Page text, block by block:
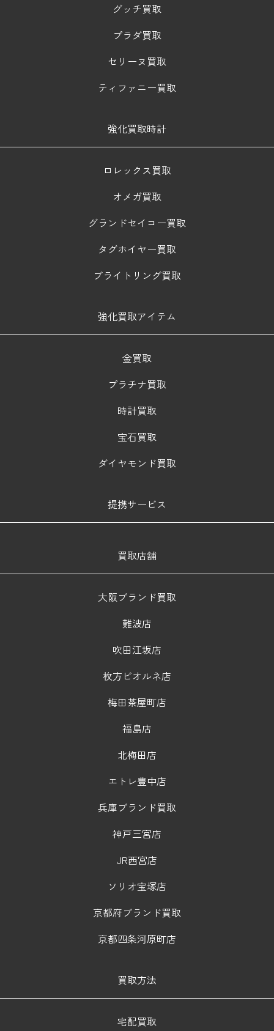
グッチ買取
プラダ買取
セリーヌ買取
ティファニー買取
強化買取時計
ロレックス買取
オメガ買取
グランドセイコー買取
タグホイヤー買取
ブライトリング買取
強化買取アイテム
金買取
プラチナ買取
時計買取
宝石買取
ダイヤモンド買取
提携サービス
買取店舗
大阪ブランド買取
難波店
吹田江坂店
枚方ビオルネ店
梅田茶屋町店
福島店
北梅田店
エトレ豊中店
兵庫ブランド買取
神戸三宮店
JR西宮店
ソリオ宝塚店
京都府ブランド買取
京都四条河原町店
買取方法
宅配買取